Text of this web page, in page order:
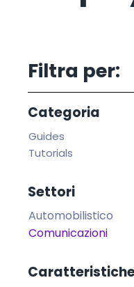
Filtra per:
Categoria
Guides
Tutorials
Settori
Automobilistico
Comunicazioni